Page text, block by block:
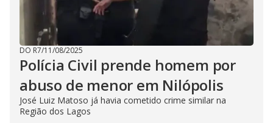
DO R7/11/08/2025
Polícia Civil prende homem por
abuso de menor em Nilópolis
José Luiz Matoso já havia cometido crime similar na
Região dos Lagos